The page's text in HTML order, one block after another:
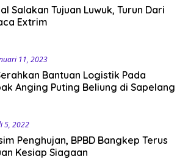
Salakan Tujuan Luwuk, Turun Dari
Extrim
11, 2023
Bantuan Logistik Pada
Anging Puting Beliung di Sapelang
5, 2022
Penghujan, BPBD Bangkep Terus
Kesiap Siagaan